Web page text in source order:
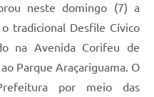
neste domingo (7) a
tradicional Desfile Cívico
na Avenida Corifeu de
Parque Araçariguama. O
por meio das